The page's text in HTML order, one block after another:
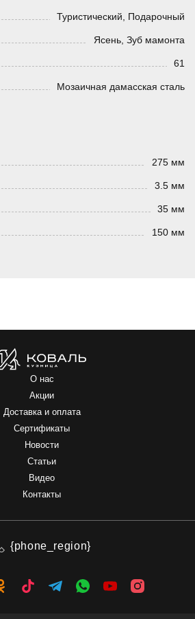
Туристический, Подарочный
Ясень, Зуб мамонта
61
Мозаичная дамасская сталь
275 мм
3.5 мм
35 мм
150 мм
О нас
Акции
Доставка и оплата
Сертификаты
Новости
Статьи
Видео
Контакты
{phone_region}